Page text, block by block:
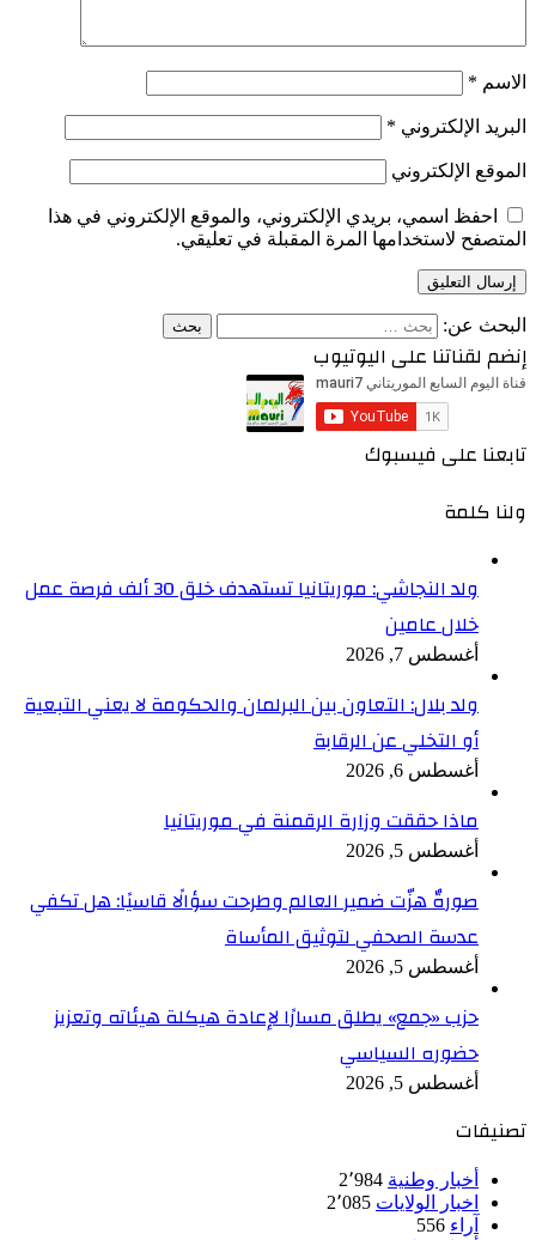
الاسم *
البريد الإلكتروني *
الموقع الإلكتروني
احفظ اسمي، بريدي الإلكتروني، والموقع الإلكتروني في هذا
المتصفح لاستخدامها المرة المقبلة في تعليقي.
البحث عن:
إنضم لقناتنا على اليوتيوب
تابعنا على فيسبوك
ولنا كلمة
ولد النجاشي: موريتانيا تستهدف خلق 30 ألف فرصة عمل
خلال عامين
أغسطس 7, 2026
ولد بلال: التعاون بين البرلمان والحكومة لا يعني التبعية
أو التخلي عن الرقابة
أغسطس 6, 2026
ماذا حققت وزارة الرقمنة في موريتانيا
أغسطس 5, 2026
صورةٌ هزّت ضمير العالم وطرحت سؤالًا قاسيًا: هل تكفي
عدسة الصحفي لتوثيق المأساة
أغسطس 5, 2026
حزب «جمع» يطلق مسارًا لإعادة هيكلة هيئاته وتعزيز
حضوره السياسي
أغسطس 5, 2026
تصنيفات
أخبار وطنية 2٬984
اخبار الولايات 2٬085
آراء 556